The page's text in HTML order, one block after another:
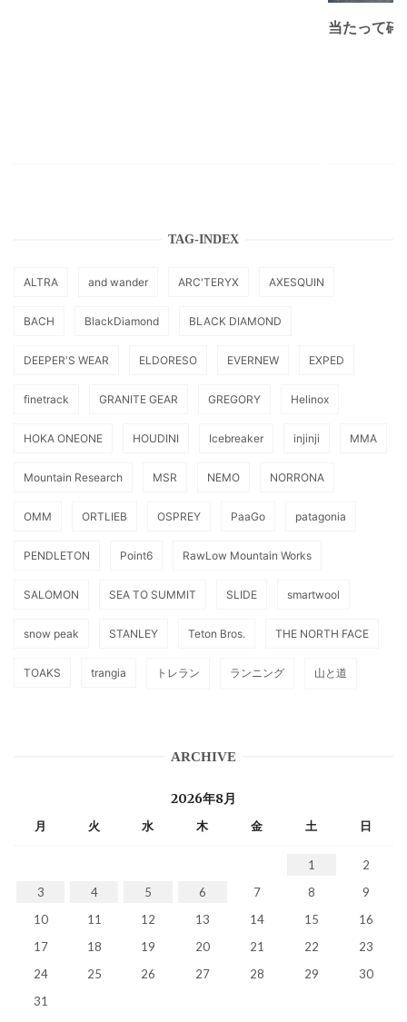
当たって砕
TAG-INDEX
ALTRA and wander ARC'TERYX AXESQUIN
BACH BlackDiamond BLACK DIAMOND
DEEPER'S WEAR ELDORESO EVERNEW EXPED
finetrack GRANITE GEAR GREGORY Helinox
HOKA ONEONE HOUDINI Icebreaker injinji MMA
Mountain Research MSR NEMO NORRONA
OMM ORTLIEB OSPREY PaaGo patagonia
PENDLETON Point6 RawLow Mountain Works
SALOMON SEA TO SUMMIT SLIDE smartwool
snow peak STANLEY Teton Bros. THE NORTH FACE
TOAKS trangia トレラン ランニング 山と道
ARCHIVE
2026年8月
月 火 水 木 金 土 日
1
2
3
4 5 6 7 8
9
10
11 12 13 14 15
16
17
18 19 20 21 22
23
24
25 26 27 28 29
30
31